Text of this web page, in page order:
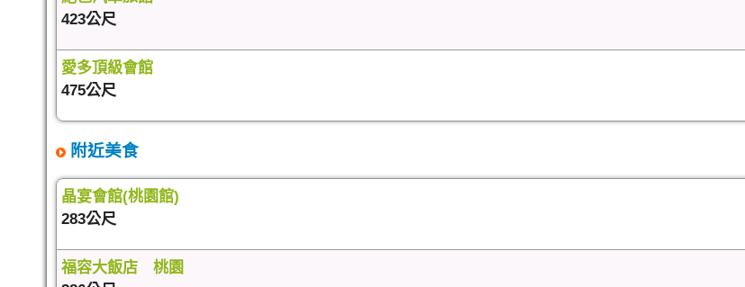
423公尺
愛多頂級會館
475公尺
附近美食
晶宴會館(桃園館)
283公尺
福容大飯店 桃園